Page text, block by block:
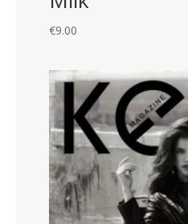
€9.00